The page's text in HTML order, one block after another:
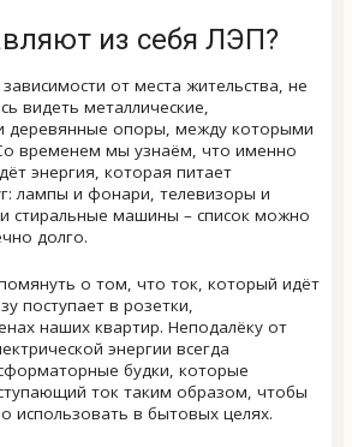
из себя ЛЭП?
от места жительства, не
видеть металлические,
деревянные опоры, между которыми
временем мы узнаём, что именно
энергия, которая питает
лампы и фонари, телевизоры и
стиральные машины – список можно
долго.
о том, что ток, который идёт
поступает в розетки,
наших квартир. Неподалёку от
энергии всегда
будки, которые
ток таким образом, чтобы
использовать в бытовых целях.